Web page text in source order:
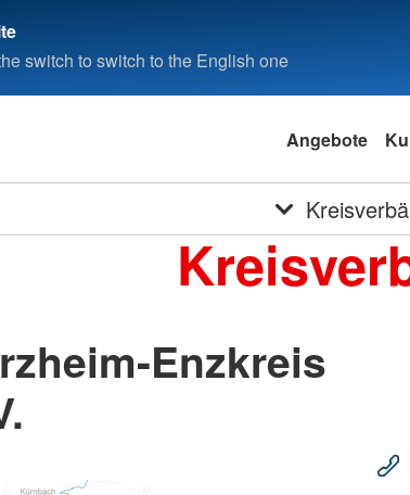
switch to switch to the English one
Angebote
Enzkreis